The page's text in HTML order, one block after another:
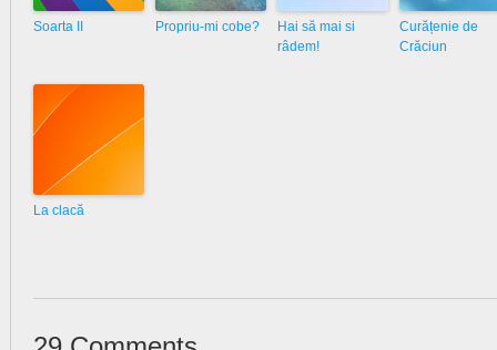
Soarta II Propriu-mi cobe?
Hai să mai si
râdem!
Curățenie de
Crăciun
La clacă